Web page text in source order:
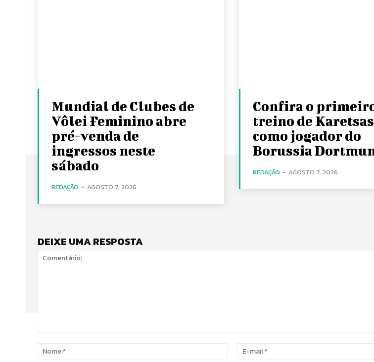
Mundial de Clubes de
Vôlei Feminino abre
pré-venda de
ingressos neste
sábado
REDAÇÃO - AGOSTO 7, 2026
Confira o
treino de Karetsas
como jogador do
Borussia
REDAÇÃO - AGOSTO 7, 2026
DEIXE UMA RESPOSTA
Nome:*